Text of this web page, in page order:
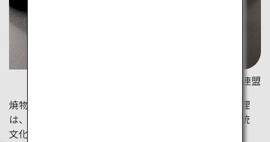
©石川県観光連盟
焼物や漆器も有名な石川。四季の食材を使った加賀料理
は、器とのペアリングにも注目して。視覚と味覚で伝統
文化を堪能できます。